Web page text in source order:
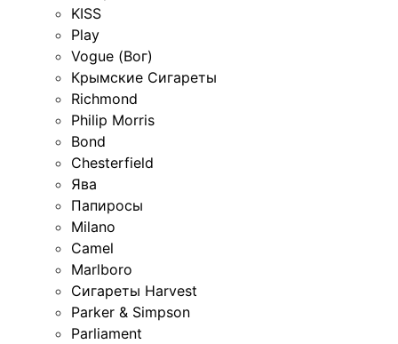
KISS
Play
Vogue (Вог)
Крымские Сигареты
Richmond
Philip Morris
Bond
Chesterfield
Ява
Папиросы
Milano
Camel
Marlboro
Сигареты Harvest
Parker & Simpson
Parliament